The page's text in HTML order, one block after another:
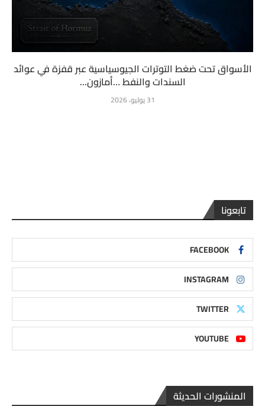
الأسواق تحت ضغط التوترات الجيوسياسية عبر قفزة في عوائد
السندات والنفط …أمازون...
31 يوليو، 2026
تابعونا
FACEBOOK
INSTAGRAM
TWITTER
YOUTUBE
المنشورات الحديثة